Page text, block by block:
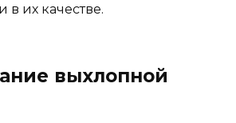
их качестве.
выхлопной